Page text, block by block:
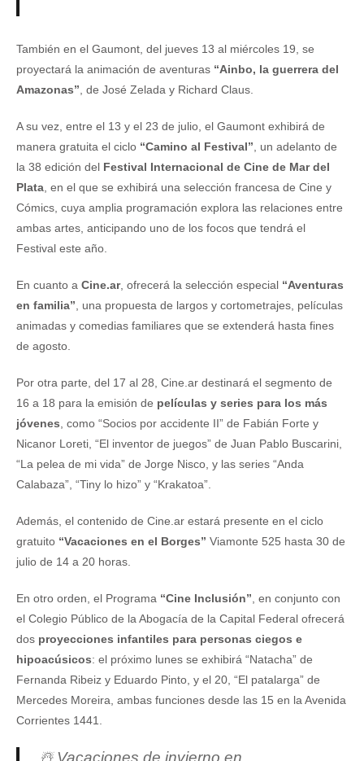
También en el Gaumont, del jueves 13 al miércoles 19, se
proyectará la animación de aventuras “Ainbo, la guerrera del
Amazonas”, de José Zelada y Richard Claus.
A su vez, entre el 13 y el 23 de julio, el Gaumont exhibirá de
manera gratuita el ciclo “Camino al Festival”, un adelanto de
la 38 edición del Festival Internacional de Cine de Mar del
Plata, en el que se exhibirá una selección francesa de Cine y
Cómics, cuya amplia programación explora las relaciones entre
ambas artes, anticipando uno de los focos que tendrá el
Festival este año.
En cuanto a Cine.ar, ofrecerá la selección especial “Aventuras
en familia”, una propuesta de largos y cortometrajes, películas
animadas y comedias familiares que se extenderá hasta fines
de agosto.
Por otra parte, del 17 al 28, Cine.ar destinará el segmento de
16 a 18 para la emisión de películas y series para los más
jóvenes, como “Socios por accidente II” de Fabián Forte y
Nicanor Loreti, “El inventor de juegos” de Juan Pablo Buscarini,
“La pelea de mi vida” de Jorge Nisco, y las series “Anda
Calabaza”, “Tiny lo hizo” y “Krakatoa”.
Además, el contenido de Cine.ar estará presente en el ciclo
gratuito “Vacaciones en el Borges” Viamonte 525 hasta 30 de
julio de 14 a 20 horas.
En otro orden, el Programa “Cine Inclusión”, en conjunto con
el Colegio Público de la Abogacía de la Capital Federal ofrecerá
dos proyecciones infantiles para personas ciegos e
hipoacúsicos: el próximo lunes se exhibirá “Natacha” de
Fernanda Ribeiz y Eduardo Pinto, y el 20, “El patalarga” de
Mercedes Moreira, ambas funciones desde las 15 en la Avenida
Corrientes 1441.
☃️ Vacaciones de invierno en